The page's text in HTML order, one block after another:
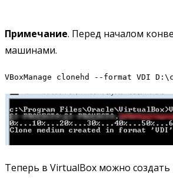
Примечание. Перед началом
машинами.
VBoxManage clonehd --format VDI
Теперь в VirtualBox можно